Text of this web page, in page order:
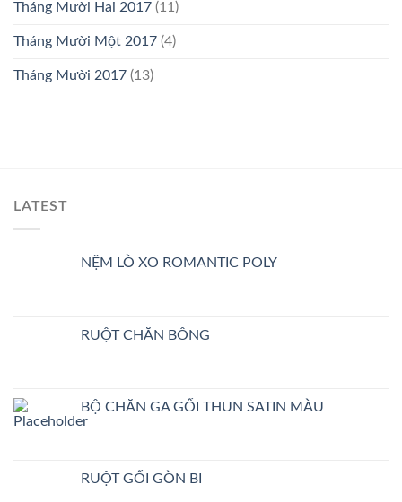
Tháng Mười Hai 2017 (11)
Tháng Mười Một 2017 (4)
Tháng Mười 2017 (13)
LATEST
NỆM LÒ XO ROMANTIC POLY
RUỘT CHĂN BÔNG
BỘ CHĂN GA GỐI THUN SATIN MÀU
RUỘT GỐI GÒN BI